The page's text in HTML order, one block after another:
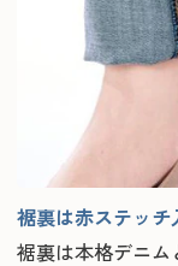
裾裏は赤ステッ
裾裏は本格デニム